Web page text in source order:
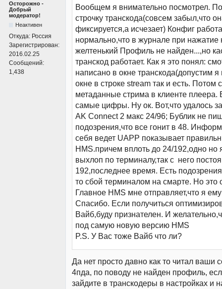
Осторожно -
Добрый
модератор!
Неактивен
Откуда: Россия
Зарегистрирован:
2016.02.25
Сообщений:
1,438
Вообщем я внимательно посмотрел.
строчку транскода(совсем забыл,что
фиксируется,а исчезает) Конфиг
нормально,что в журнале при нажатие
желтенький Профиль не найден...,но
транскод работает. Как я это понял:
написано в окне транскода(допустим
окне в строке stream так и есть. Потом
метаданные стрима в клиенте плеера.
самые цифры. Ну ок. Вот,что удалось
AK Connect 2 макс 24/96; Бублик не
подозрения,что все гонит в 48.
себя ведет UAPP показывает
HMS.причем вплоть до 24/192,одно но
выхлоп по терминалу,так с него
192,последнее время. Есть
то сбой терминалом на смарте. Но это
Главное HMS мне отправляет,что я
Спасибо. Если получиться
Вайб,буду признателен. И
под самую новую версию HMS
P.S. У Вас тоже Вайб что ли?
Да нет просто давно как то читал ваши
4пда, по поводу не найден профиль,
зайдите в транскодеры в настройках и